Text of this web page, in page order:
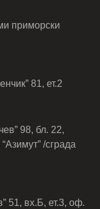
приморски
81, ет.2
98, бл. 22,
/сграда
51, вх.Б, ет.3, оф.